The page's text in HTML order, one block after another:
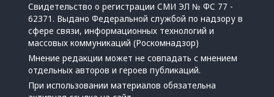
Свидетельство о регистрации СМИ ЭЛ № ФС 77 -
62371. Выдано Федеральной службой по надзору в
сфере связи, информационных технологий и
массовых коммуникаций (Роскомнадзор)
Мнение редакции может не совпадать с мнением
отдельных авторов и героев публикаций.
При использовании материалов обязательна